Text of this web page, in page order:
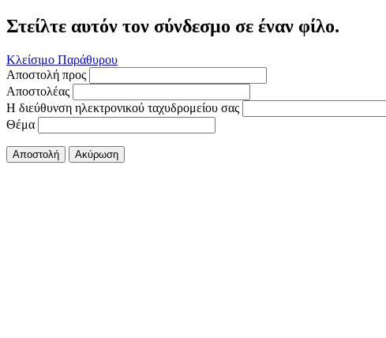
Στείλτε αυτόν τον σύνδεσμο σε έναν φίλο.
Κλείσιμο Παράθυρου
Αποστολή προς
Αποστολέας
Η διεύθυνση ηλεκτρονικού ταχυδρομείου σας
Θέμα
Αποστολή Ακύρωση